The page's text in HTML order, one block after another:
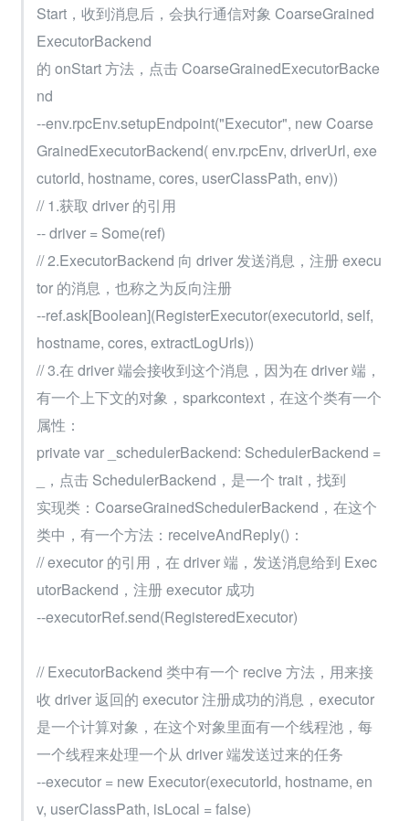
Start，收到消息后，会执行通信对象 CoarseGrained
ExecutorBackend
的 onStart 方法，点击 CoarseGrainedExecutorBacke
nd
--env.rpcEnv.setupEndpoint("Executor", new Coarse
GrainedExecutorBackend( env.rpcEnv, driverUrl, exe
cutorId, hostname, cores, userClassPath, env))
// 1.获取 driver 的引用
-- driver = Some(ref)
// 2.ExecutorBackend 向 driver 发送消息，注册 execu
tor 的消息，也称之为反向注册
--ref.ask[Boolean](RegisterExecutor(executorId, self,
hostname, cores, extractLogUrls))
// 3.在 driver 端会接收到这个消息，因为在 driver 端，
有一个上下文的对象，sparkcontext，在这个类有一个
属性：
private var _schedulerBackend: SchedulerBackend =
_，点击 SchedulerBackend，是一个 trait，找到
实现类：CoarseGrainedSchedulerBackend，在这个
类中，有一个方法：receiveAndReply()：
// executor 的引用，在 driver 端，发送消息给到 Exec
utorBackend，注册 executor 成功
--executorRef.send(RegisteredExecutor)
// ExecutorBackend 类中有一个 recive 方法，用来接
收 driver 返回的 executor 注册成功的消息，executor
是一个计算对象，在这个对象里面有一个线程池，每
一个线程来处理一个从 driver 端发送过来的任务
--executor = new Executor(executorId, hostname, en
v, userClassPath, isLocal = false)